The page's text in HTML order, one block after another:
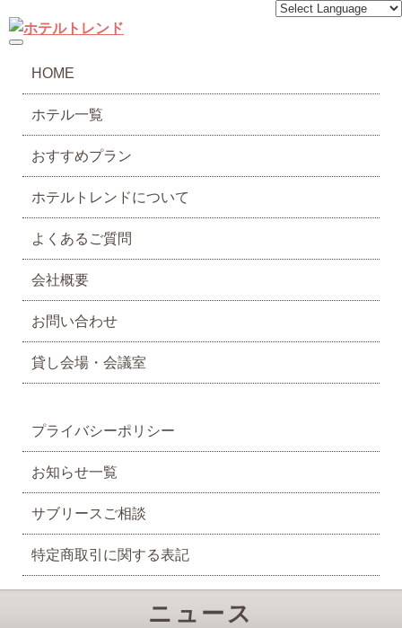
toggle navigation
HOME
ホテル一覧
おすすめプラン
ホテルトレンドについて
よくあるご質問
会社概要
お問い合わせ
貸し会場・会議室
プライバシーポリシー
お知らせ一覧
サブリースご相談
特定商取引に関する表記
ニュース